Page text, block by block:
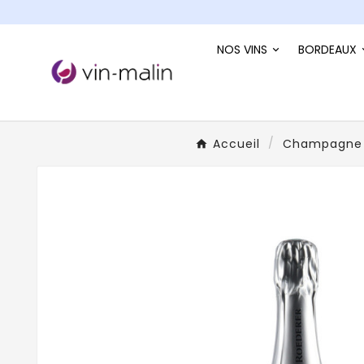
NOS VINS BORDEAUX
Accueil Champagne